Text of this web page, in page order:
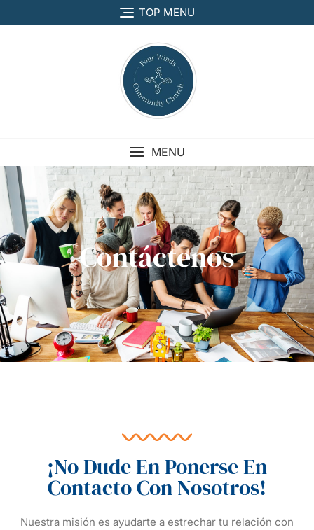
TOP MENU
MENU
Contáctenos
¡No Dude En Ponerse En
Contacto Con Nosotros!
Nuestra misión es ayudarte a estrechar tu relación con